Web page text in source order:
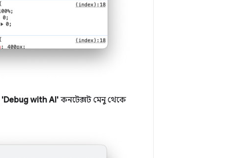
'Debug with AI' কনটেক্সট মেনু থেকে